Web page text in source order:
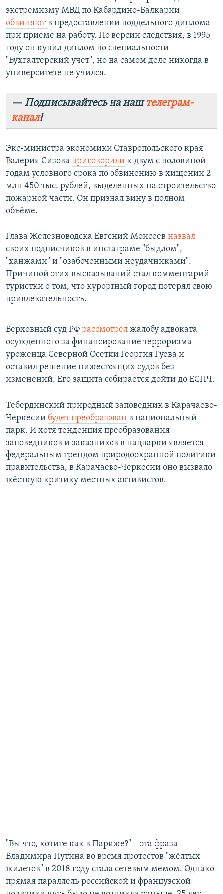
экстремизму МВД по Кабардино-Балкарии
обвиняютв предоставлении поддельного диплома
при приеме на работу. По версии следствия, в 1995
году он купил диплом по специальности
"Бухгалтерский учет", но на самом деле никогда в
университете не учился.
— Подписывайтесь на наштелеграм-
канал!
Экс-министра экономики Ставропольского края
Валерия Сизова приговорили к двум с половиной
годам условного срока по обвинению в хищении 2
млн 450 тыс. рублей, выделенных на строительство
пожарной части. Он признал вину в полном
объёме.
Глава Железноводска Евгений Моисеев назвал
своих подписчиков в инстаграме "быдлом",
"ханжами" и "озабоченными неудачниками".
Причиной этих высказываний стал комментарий
туристки о том, что курортный город потерял свою
привлекательность.
Верховный суд РФ рассмотрел жалобу адвоката
осужденного за финансирование терроризма
уроженца Северной Осетии Георгия Гуева и
оставил решение нижестоящих судов без
изменений. Его защита собирается дойти до ЕСПЧ.
Тебердинский природный заповедник в Карачаево-
Черкесии будет преобразован в национальный
парк. И хотя тенденция преобразования
заповедников и заказников в нацпарки является
федеральным трендом природоохранной политики
правительства, в Карачаево-Черкесии оно вызвало
жёсткую критику местных активистов.
"Вы что, хотите как в Париже?" – эта фраза
Владимира Путина во время протестов "жёлтых
жилетов" в 2018 году стала сетевым мемом. Однако
прямая параллель российской и французской